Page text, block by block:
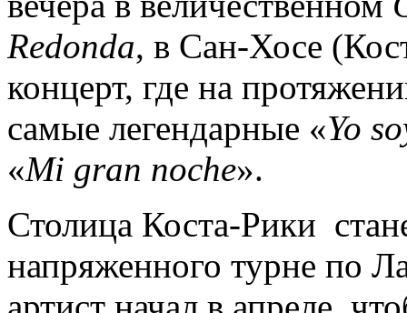
Redonda, в Сан-Хосе
концерт, где на
самые легендарные «Yo
«Mi gran noche».
Столица Коста-Рики
напряженного турне по